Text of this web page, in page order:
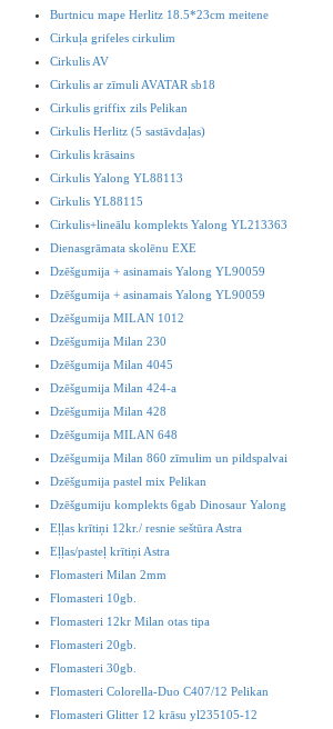
Burtnicu mape Herlitz 18.5*23cm meitene
Cirkuļa grifeles cirkulim
Cirkulis AV
Cirkulis ar zīmuli AVATAR sb18
Cirkulis griffix zils Pelikan
Cirkulis Herlitz (5 sastāvdaļas)
Cirkulis krāsains
Cirkulis Yalong YL88113
Cirkulis YL88115
Cirkulis+lineālu komplekts Yalong YL213363
Dienasgrāmata skolēnu EXE
Dzēšgumija + asinamais Yalong YL90059
Dzēšgumija + asinamais Yalong YL90059
Dzēšgumija MILAN 1012
Dzēšgumija Milan 230
Dzēšgumija Milan 4045
Dzēšgumija Milan 424-a
Dzēšgumija Milan 428
Dzēšgumija MILAN 648
Dzēšgumija Milan 860 zīmulim un pildspalvai
Dzēšgumija pastel mix Pelikan
Dzēšgumiju komplekts 6gab Dinosaur Yalong
Eļļas krītiņi 12kr./ resnie seštūra Astra
Eļļas/pasteļ krītiņi Astra
Flomasteri Milan 2mm
Flomasteri 10gb.
Flomasteri 12kr Milan otas tipa
Flomasteri 20gb.
Flomasteri 30gb.
Flomasteri Colorella-Duo C407/12 Pelikan
Flomasteri Glitter 12 krāsu yl235105-12